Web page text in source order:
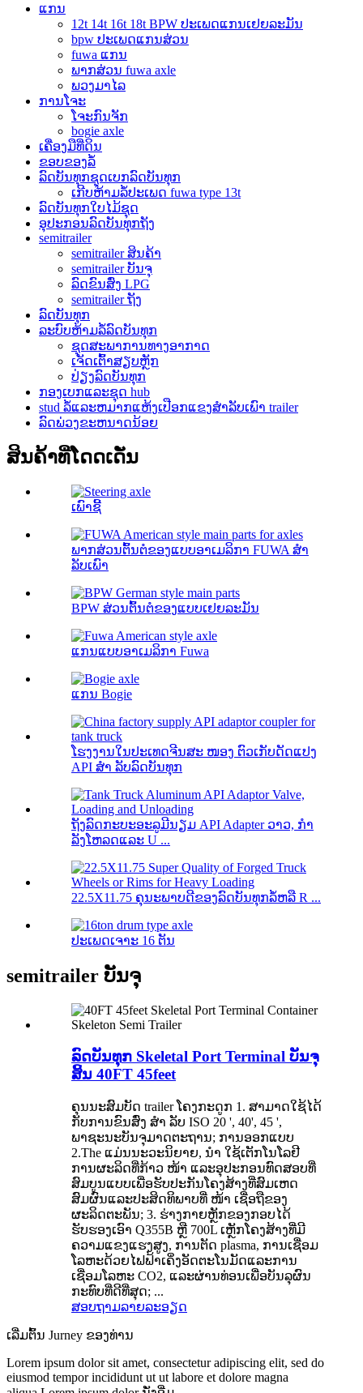
ແກນ
12t 14t 16t 18t BPW ປະເພດແກນເຢຍລະມັນ
bpw ປະເພດແກນສ່ວນ
fuwa ແກນ
ພາກສ່ວນ fuwa axle
ພວງມາໄລ
ການໂຈະ
ໂຈະກົນຈັກ
bogie axle
ເຄື່ອງມືທີ່ດິນ
ຂອບຂອງລໍ້
ລົດບັນທຸກຊຸດເບກລົດບັນທຸກ
ເກີບຫ້າມລໍ້ປະເພດ fuwa type 13t
ລົດບັນທຸກໃບໄມ້ຊຸດ
ອຸປະກອນລົດບັນທຸກຖັງ
semitrailer
semitrailer ສິນຄ້າ
semitrailer ບັນຈຸ
ລົດຂົນສົ່ງ LPG
semitrailer ຖັງ
ລົດບັນທຸກ
ລະບົບຫ້າມລໍ້ລົດບັນທຸກ
ຊຸດສະພາການທາງອາກາດ
ເຈັດເຕົ້າສຽບຫຼັກ
ປ່ຽງລົດບັນທຸກ
ກອງເບກແລະຊຸດ hub
stud ລໍ້ແລະຫມາກແຫ້ງເປືອກແຂງສໍາລັບເພົາ trailer
ລົດພ່ວງຂະຫນາດນ້ອຍ
ສິນຄ້າທີ່ໂດດເດັ່ນ
ເພົາຊີ້
ພາກສ່ວນຕົ້ນຕໍຂອງແບບອາເມລິກາ FUWA ສຳ
ລັບເພົາ
BPW ສ່ວນຕົ້ນຕໍຂອງແບບເຢຍລະມັນ
ແກນແບບອາເມລິກາ Fuwa
ແກນ Bogie
ໂຮງງານໃນປະເທດຈີນສະ ໜອງ ຕົວເກັບດັດແປງ
API ສຳ ລັບລົດບັນທຸກ
ຖັງລົດກະບະອະລູມີນຽມ API Adapter ວາວ, ກຳ
ລັງໂຫລດແລະ U ...
22.5X11.75 ຄຸນະພາບດີຂອງລົດບັນທຸກລໍ້ຫລື R ...
ປະເພດເຈາະ 16 ຕັນ
semitrailer ບັນຈຸ
ລົດບັນທຸກ Skeletal Port Terminal ບັນຈຸ
ສິ້ນ 40FT 45feet
ຄຸນນະສົມບັດ trailer ໂຄງກະດູກ 1. ສາມາດໃຊ້ໄດ້
ກັບການຂົນສົ່ງ ສຳ ລັບ ISO 20 ', 40', 45 ',
ພາຊະນະບັນຈຸມາດຕະຖານ; ການອອກແບບ
2.The ແມ່ນນະວະນິຍາຍ, ນຳ ໃຊ້ເຕັກໂນໂລຢີ
ການຜະລິດທີ່ກ້າວ ໜ້າ ແລະອຸປະກອນທົດສອບທີ່
ສົມບູນແບບເພື່ອຮັບປະກັນໂຄງສ້າງທີ່ສົມເຫດ
ສົມຜົນແລະປະສິດທິພາບທີ່ ໜ້າ ເຊື່ອຖືຂອງ
ຜະລິດຕະພັນ; 3. ຮ່າງກາຍຫຼັກຂອງກອບໄດ້
ຮັບຮອງເອົາ Q355B ຫຼື 700L ເຫຼັກໂຄງສ້າງທີ່ມີ
ຄວາມແຂງແຮງສູງ, ການຕັດ plasma, ການເຊື່ອມ
ໂລຫະດ້ວຍໄຟຟ້າເຄິ່ງອັດຕະໂນມັດແລະການ
ເຊື່ອມໂລຫະ CO2, ແລະຜ່ານທ່ອນເພື່ອບັນລຸຜົນ
ກະທົບທີ່ດີທີ່ສຸດ; ...
ສອບຖາມລາຍລະອຽດ
ເລີ່ມຕົ້ນ Jurney ຂອງທ່ານ
Lorem ipsum dolor sit amet, consectetur adipiscing elit, sed do
eiusmod tempor incididunt ut ut labore et dolore magna